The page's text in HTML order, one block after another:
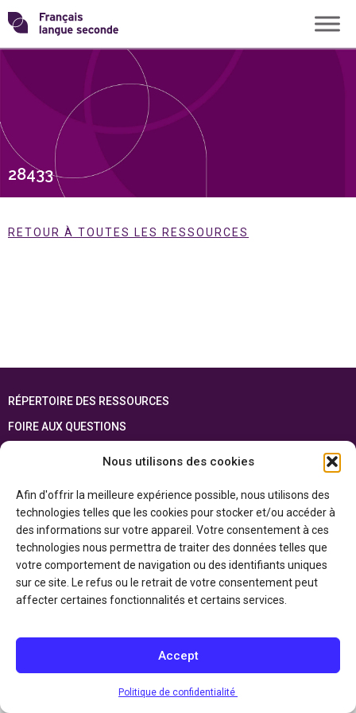
Nous utilisons des cookies
Afin d'offrir la meilleure expérience possible, nous utilisons des
technologies telles que les cookies pour stocker et/ou accéder à
des informations sur votre appareil. Votre consentement à ces
technologies nous permettra de traiter des données telles que
votre comportement de navigation ou des identifiants uniques
sur ce site. Le refus ou le retrait de votre consentement peut
affecter certaines fonctionnalités et certains services.
Accept
Politique de confidentialité
Skip
to
content
Transformons
langue
28433
RETOUR À TOUTES LES RESSOURCES
RÉPERTOIRE DES RESSOURCES
FOIRE AUX QUESTIONS
Cette ressource est réalisée grâce au soutien financier du gouvernement de
l’Ontario et du gouvernement du Canada par l’entremise du ministère du
Patrimoine canadien
Politique de confidentialité